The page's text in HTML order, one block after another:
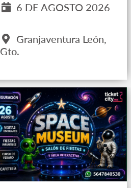
6 DE AGOSTO 2026
Granjaventura León,
Gto.